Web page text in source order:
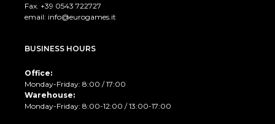
Fax. +39 0543 722727
email: info@eurogames.it
BUSINESS HOURS
Office:
Monday-Friday: 8:00 / 17:00
Warehouse:
Monday-Friday: 8:00-12:00 / 13:00-17:00